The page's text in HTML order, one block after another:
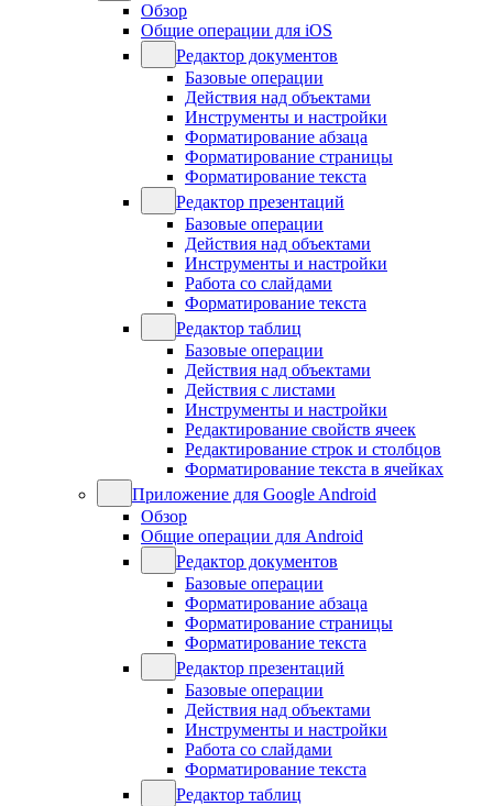
Обзор
Общие операции для iOS
Редактор документов
Базовые операции
Действия над объектами
Инструменты и настройки
Форматирование абзаца
Форматирование страницы
Форматирование текста
Редактор презентаций
Базовые операции
Действия над объектами
Инструменты и настройки
Работа со слайдами
Форматирование текста
Редактор таблиц
Базовые операции
Действия над объектами
Действия с листами
Инструменты и настройки
Редактирование свойств ячеек
Редактирование строк и столбцов
Форматирование текста в ячейках
Приложение для Google Android
Обзор
Общие операции для Android
Редактор документов
Базовые операции
Форматирование абзаца
Форматирование страницы
Форматирование текста
Редактор презентаций
Базовые операции
Действия над объектами
Инструменты и настройки
Работа со слайдами
Форматирование текста
Редактор таблиц